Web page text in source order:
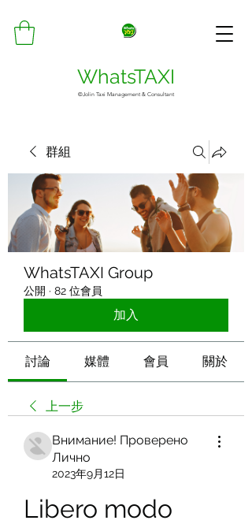
WhatsTAXI
©Jolin Taxi Management & Consultant
群組
WhatsTAXI Group
公開 · 82 位會員
加入
討論 媒體 會員 關於
上一步
Внимание! Проверено
Лично
2023年9月12日
Libero modo